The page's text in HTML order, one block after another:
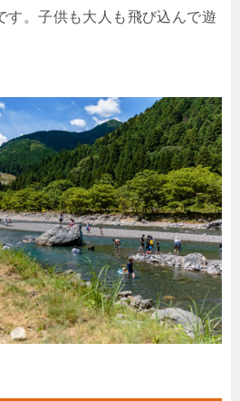
す。子供も大人も飛び込んで遊